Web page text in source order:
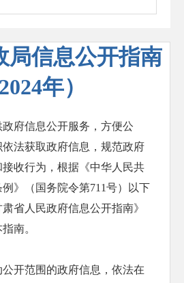
局信息公开指南
2024年）
府信息公开服务，方便公
法获取政府信息，规范政府
收行为，根据《中华人民共
》（国务院令第711号）以下
省人民政府信息公开指南》
南。
开范围的政府信息，依法在